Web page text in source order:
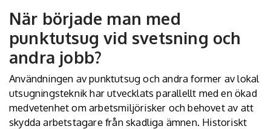
När började man med
punktutsug vid svetsning och
andra jobb?
Användningen av punktutsug och andra former av lokal
utsugningsteknik har utvecklats parallellt med en ökad
medvetenhet om arbetsmiljörisker och behovet av att
skydda arbetstagare från skadliga ämnen. Historiskt